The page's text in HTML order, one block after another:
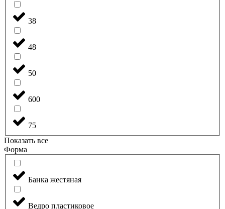
38
48
50
600
75
Показать все
Форма
Банка жестяная
Ведро пластиковое